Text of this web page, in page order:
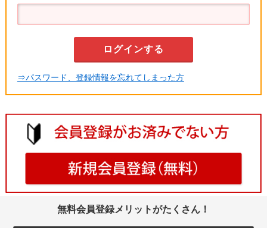
⇒パスワード、登録情報を忘れてしまった方
無料会員登録メリットがたくさん！